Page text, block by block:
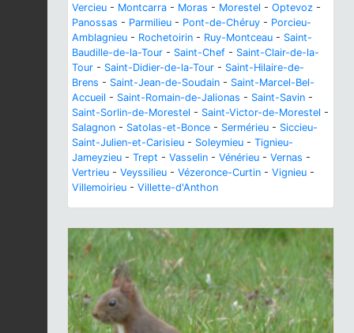
Vercieu - Montcarra - Moras - Morestel - Optevoz -
Panossas - Parmilieu - Pont-de-Chéruy - Porcieu-
Amblagnieu - Rochetoirin - Ruy-Montceau - Saint-
Baudille-de-la-Tour - Saint-Chef - Saint-Clair-de-la-
Tour - Saint-Didier-de-la-Tour - Saint-Hilaire-de-
Brens - Saint-Jean-de-Soudain - Saint-Marcel-Bel-
Accueil - Saint-Romain-de-Jalionas - Saint-Savin -
Saint-Sorlin-de-Morestel - Saint-Victor-de-Morestel -
Salagnon - Satolas-et-Bonce - Sermérieu - Siccieu-
Saint-Julien-et-Carisieu - Soleymieu - Tignieu-
Jameyzieu - Trept - Vasselin - Vénérieu - Vernas -
Vertrieu - Veyssilieu - Vézeronce-Curtin - Vignieu -
Villemoirieu - Villette-d'Anthon